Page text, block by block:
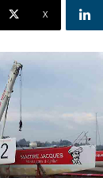
X